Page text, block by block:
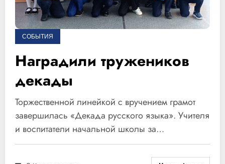
СОБЫТИЯ
Наградили тружеников
декады
Торжественной линейкой с вручением грамот
завершилась «Декада русского языка». Учителя
и воспитатели начальной школы за…